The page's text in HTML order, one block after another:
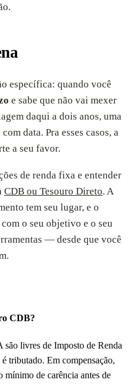
específica: quando você
e sabe que não vai mexer
daqui a dois anos, uma
data. Pra esses casos, a
a seu favor.
de renda fixa e entender
CDB ou Tesouro Direto. A
tem seu lugar, e o
o seu objetivo e o seu
— desde que você
CDB?
livres de Imposto de Renda
tributado. Em compensação,
de carência antes de